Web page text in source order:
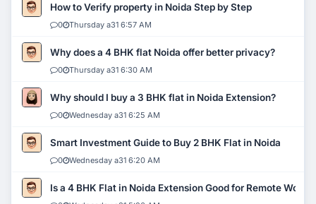
How to Verify property in Noida Step by Step
0 Thursday a31 6:57 AM
Why does a 4 BHK flat Noida offer better privacy?
0 Thursday a31 6:30 AM
Why should I buy a 3 BHK flat in Noida Extension?
0 Wednesday a31 6:25 AM
Smart Investment Guide to Buy 2 BHK Flat in Noida
0 Wednesday a31 6:20 AM
Is a 4 BHK Flat in Noida Extension Good for Remote Work?